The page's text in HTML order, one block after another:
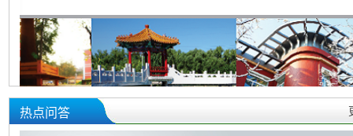
热点问答